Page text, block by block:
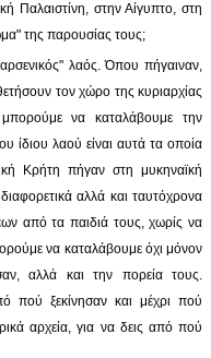
Παλαιστίνη, στην Αίγυπτο, στη
της παρουσίας τους;
λαός. Όπου πήγαιναν,
τον χώρο της κυριαρχίας
να καταλάβουμε την
ίδιου λαού είναι αυτά τα οποία
Κρήτη πήγαν στη μυκηναϊκή
αλλά και ταυτόχρονα
από τα παιδιά τους, χωρίς να
να καταλάβουμε όχι μόνον
αλλά και την πορεία τους.
πού ξεκίνησαν και μέχρι πού
αρχεία, για να δεις από πού